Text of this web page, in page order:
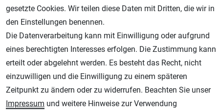
AGB Widerrufsrecht Datenschutz Impressum
Unsere weiteren Shops:
Schmincke-City.de
Schmincke Künstlerfarben das Gesamtsortiment
gesetzte Cookies. Wir teilen diese Daten mit Dritten, die wir in
den Einstellungen benennen.
Die Datenverarbeitung kann mit Einwilligung oder aufgrund
eines berechtigten Interesses erfolgen. Die Zustimmung kann
erteilt oder abgelehnt werden. Es besteht das Recht, nicht
einzuwilligen und die Einwilligung zu einem späteren
Zeitpunkt zu ändern oder zu widerrufen. Beachten Sie unser
Impressum und weitere Hinweise zur Verwendung